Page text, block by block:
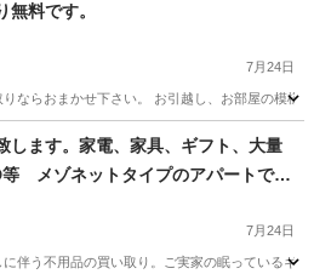
無料です。
7月24日
ならおまかせ下さい。 お引越し、お部屋の模
ップ 無料
します。家電、家具、ギフト、大量
等 メゾネットタイプのアパートでも
7月24日
伴う不用品の買い取り。ご実家の眠っているギ